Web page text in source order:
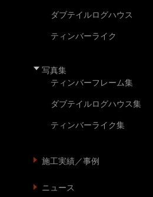
ダブテイルログハウス
ティンバーライク
写真集
ティンバーフレーム集
ダブテイルログハウス集
ティンバーライク集
施工実績／事例
ニュース